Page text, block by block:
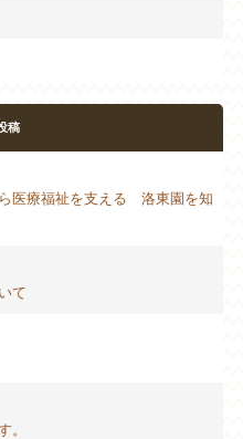
稿
医療福祉を支える 洛東園を知
て
。